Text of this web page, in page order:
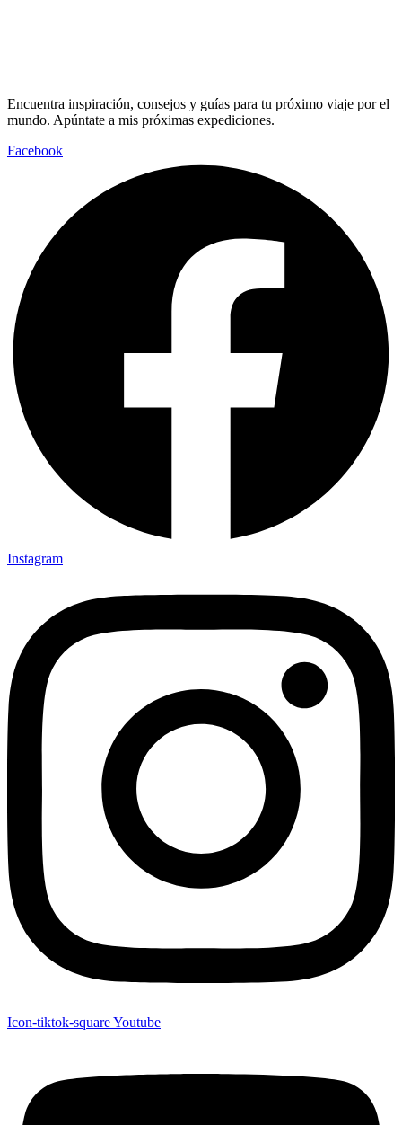
Encuentra inspiración, consejos y guías para tu próximo viaje por el
mundo. Apúntate a mis próximas expediciones.
Facebook
Instagram
Icon-tiktok-squareYoutube